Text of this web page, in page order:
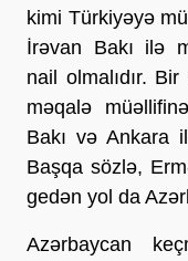
kimi Türkiyəyə
İrəvan Bakı ilə
nail olmalıdır.
məqalə
Bakı və Ankara
Başqa sözlə,
gedən yol da
Azərbaycan